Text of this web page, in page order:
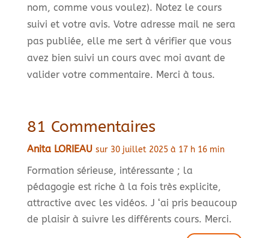
nom, comme vous voulez). Notez le cours
suivi et votre avis. Votre adresse mail ne sera
pas publiée, elle me sert à vérifier que vous
avez bien suivi un cours avec moi avant de
valider votre commentaire. Merci à tous.
81 Commentaires
Anita LORIEAU sur 30 juillet 2025 à 17 h 16 min
Formation sérieuse, intéressante ; la
pédagogie est riche à la fois très explicite,
attractive avec les vidéos. J ‘ai pris beaucoup
de plaisir à suivre les différents cours. Merci.